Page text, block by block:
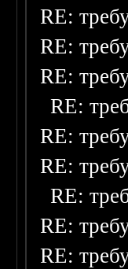
RE:
RE:
RE:
RE:
RE:
RE:
RE:
RE:
RE: